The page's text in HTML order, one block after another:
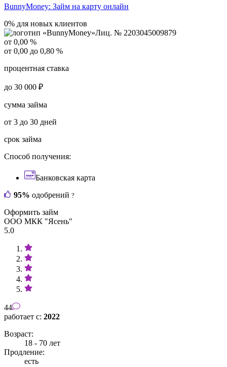
BunnyMoney: Займ на карту онлайн
0% для новых клиентов
Лиц. № 2203045009879
от 0,00 %
от 0,00 до 0,80 %
процентная ставка
до 30 000 ₽
сумма займа
от 3 до 30 дней
срок займа
Способ получения:
Банковская карта
95% одобрений ?
Оформить займ
ООО МКК "Ясень"
5.0
44
работает с: 2022
Возраст:
18 - 70 лет
Продление:
есть